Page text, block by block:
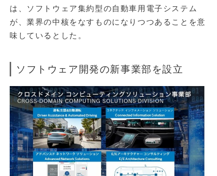
は、ソフトウェア集約型の自動車用電子システム
が、業界の中核をなすものになりつつあることを意
味しているとした。
ソフトウェア開発の新事業部を設立